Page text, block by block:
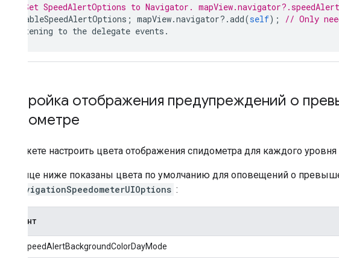
// Set SpeedAlertOptions to Navigator.
mutableSpeedAlertOptions ; mapView.navigator?.add(self);
// Only
listening to the delegate events .
Настройка отображения предупреждений о
спидометре
Вы можете настроить цвета отображения спидометра для каждого
В таблице ниже показаны цвета по умолчанию для оповещений о
GMSNavigationSpeedometerUIOptions :
Элемент
MinorSpeedAlertBackgroundColorDayMode